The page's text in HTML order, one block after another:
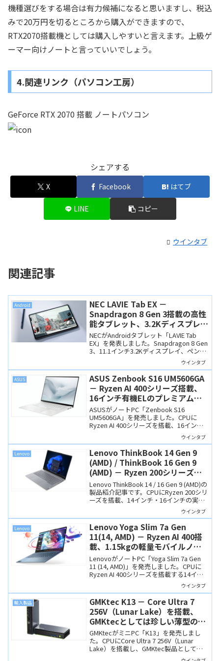
機種選びをする場合は有力候補になると思いますし、税込
みで20万円を切るところから購入ができますので、
RTX2070搭載機としては購入しやすいと言えます。上級ゲ
ーマー向けノートと言っていいでしょう。
4.関連リンク（パソコン工房）
GeForce RTX 2070 搭載 ノートパソコン
シェアする
X Facebook はてブ
LINE コピー
ウインタブ
関連記事
Android
NEC LAVIE Tab EX －
Snapdragon 8 Gen 3搭載の高性
能タブレット、3.2Kディスプレイ
に高品質なペンも付属
NECがAndroidタブレット「LAVIE Tab
EX」を発表しました。Snapdragon 8 Gen
3、11.1インチ3.2Kディスプレイ、ペン・
ケース付属で、NEC Directでは8万円台か
ら購入できます。NEC製としてはリーズ
ナブルな価格だと思います。
ウインタブ
ASUS
ASUS Zenbook S16 UM5606GA
－ Ryzen AI 400シリーズ搭載、
16インチ有機ELのプレミアムノ
ート
ASUSがノートPC「Zenbook S16
UM5606GA」を発売しました。CPUに
Ryzen AI 400シリーズを搭載、16インチ
の有機ELディスプレイやセラルミナム筐
体など、性能だけでなくデザインや質感
も素晴らしいプレミアムPCです。
ウインタブ
Lenovo
Lenovo ThinkBook 14 Gen 9
(AMD) / ThinkBook 16 Gen 9
(AMD) － Ryzen 200シリーズ搭
載、実用重視のビジネスノート
Lenovo ThinkBook 14 / 16 Gen 9 (AMD)の
製品紹介記事です。CPUにRyzen 200シリ
ーズを搭載、14インチ・16インチの実用
重視ノートPCですね。仕事用・学習用に
ウインタブ
Lenovo
Lenovo Yoga Slim 7a Gen
11(14, AMD) － Ryzen AI 400搭
載、1.15kgの軽量モバイルノー
ト
LenovoがノートPC「Yoga Slim 7a Gen
11 (14, AMD)」を発売しました。CPUに
Ryzen AI 400シリーズを搭載する14イン
チモバイルノートです。1.15kgの軽量筐
体にOLEDディスプレイを採用し、価格は
18万円台から。
ウインタブ
輸入製品
GMKtec K13 － Core Ultra 7
256V（Lunar Lake）を搭載、
GMKtecとしては珍しい薄型のミ
ニPC
GMKtecがミニPC「K13」を発売しまし
た。CPUにCore Ultra 7 256V（Lunar
Lake）を搭載し、GMKtec製品としては
珍しく薄型の新筐体を採用しています。